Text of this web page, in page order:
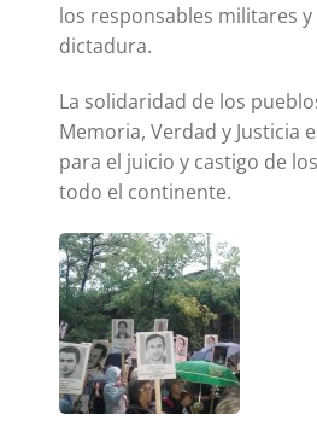
los responsables militares y
dictadura.
La solidaridad de los
Memoria, Verdad y Justicia
para el juicio y castigo de
todo el continente.